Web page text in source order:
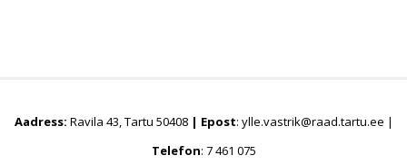
Aadress: Ravila 43, Tartu 50408| Epost: ylle.vastrik@raad.tartu.ee |
Telefon: 7 461 075